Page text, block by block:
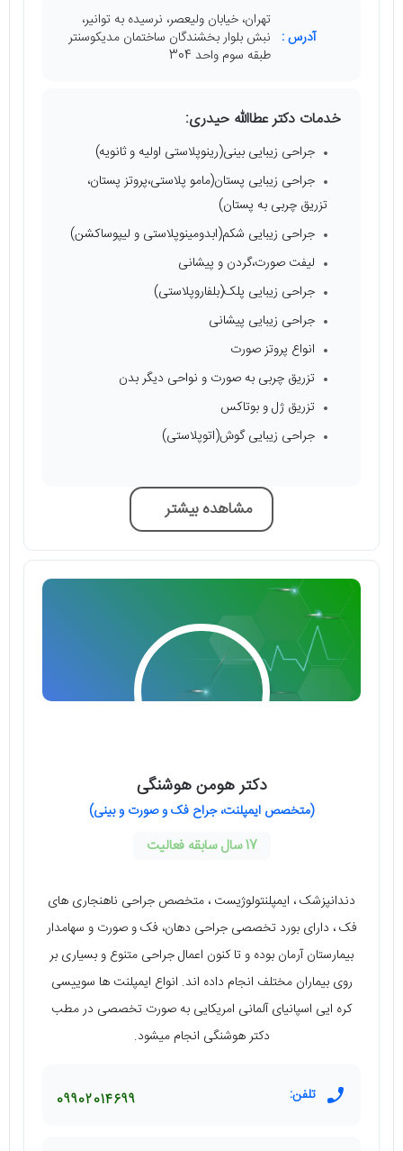
آدرس :
تهران، خیابان ولیعصر، نرسیده به توانیر،
نبش بلوار بخشندگان ساختمان مدیکوسنتر
طبقه سوم واحد 304
خدمات دکتر عطاالله حیدری:
جراحی زیبایی بینی(رینوپلاستی اولیه و ثانویه)
جراحی زیبایی پستان(مامو پلاستی،پروتز پستان،
تزریق چربی به پستان)
جراحی زیبایی شکم(ابدومینوپلاستی و لیپوساکشن)
لیفت صورت،گردن و پیشانی
جراحی زیبایی پلک(بلفاروپلاستی)
جراحی زیبایی پیشانی
انواع پروتز صورت
تزریق چربی به صورت و نواحی دیگر بدن
تزریق ژل و بوتاکس
جراحی زیبایی گوش(اتوپلاستی)
مشاهده بیشتر
دکتر هومن هوشنگی
(متخصص ایمپلنت، جراح فک و صورت و بینی)
17 سال سابقه فعالیت
دندانپزشک ، ایمپلنتولوژیست ، متخصص جراحی ناهنجاری های
فک ، دارای بورد تخصصی جراحی دهان، فک و صورت و سهامدار
بیمارستان آرمان بوده و تا کنون اعمال جراحی متنوع و بسیاری بر
روی بیماران مختلف انجام داده اند. انواع ایمپلنت ها سوییسی
کره ایی اسپانیای آلمانی امریکایی به صورت تخصصی در مطب
دکتر هوشنگی انجام میشود.
تلفن: 09902014699